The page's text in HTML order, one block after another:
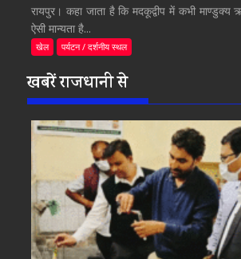
रायपुर। कहा जाता है कि मदकूद्वीप में कभी
ऐसी मान्यता है...
खेल पर्यटन / दर्शनीय स्थल
खबरें राजधानी से